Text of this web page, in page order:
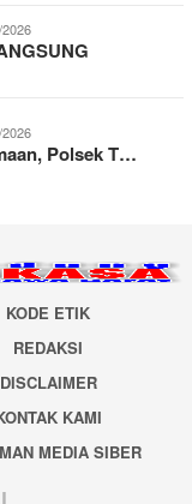
Polsek T…
KODE ETIK
REDAKSI
DISCLAIMER
KAMI
MEDIA SIBER